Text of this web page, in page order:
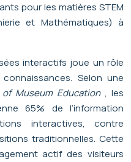
pour les matières STEM
et Mathématiques) à
interactifs joue un rôle
Selon une
of Museum Education , les
65% de l’information
interactives, contre
traditionnelles. Cette
actif des visiteurs